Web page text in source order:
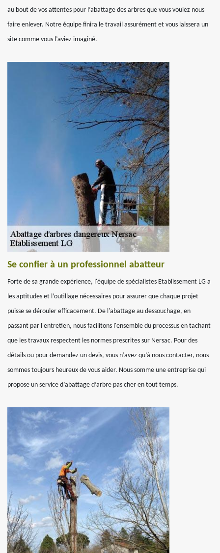
au bout de vos attentes pour l’abattage des arbres que vous voulez nous
faire enlever. Notre équipe finira le travail assurément et vous laissera un
site comme vous l’aviez imaginé.
Se confier à un professionnel abatteur
Forte de sa grande expérience, l'équipe de spécialistes Etablissement LG a
les aptitudes et l’outillage nécessaires pour assurer que chaque projet
puisse se dérouler efficacement. De l'abattage au dessouchage, en
passant par l'entretien, nous facilitons l'ensemble du processus en tachant
que les travaux respectent les normes prescrites sur Nersac. Pour des
détails ou pour demandez un devis, vous n’avez qu’à nous contacter, nous
sommes toujours heureux de vous aider. Nous somme une entreprise qui
propose un service d’abattage d’arbre pas cher en tout temps.